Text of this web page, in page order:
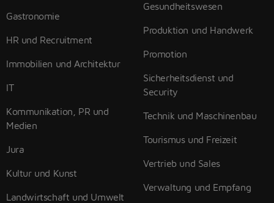
Gastronomie
HR und Recruitment
Immobilien und Architektur
IT
Kommunikation, PR und
Medien
Jura
Kultur und Kunst
Landwirtschaft und Umwelt
Gesundheitswesen
Produktion und Handwerk
Promotion
Sicherheitsdienst und
Security
Technik und Maschinenbau
Tourismus und Freizeit
Vertrieb und Sales
Verwaltung und Empfang